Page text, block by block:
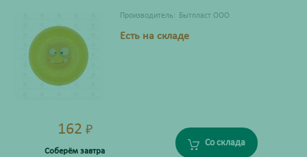
Производитель: Бытпласт ООО
Есть на складе
162 ₽
Соберём завтра
Со склада